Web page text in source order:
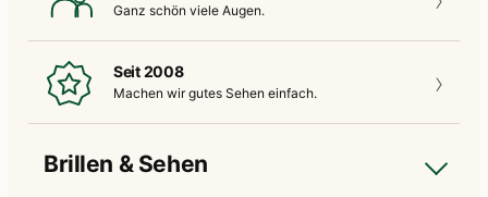
Ganz schön viele Augen.
Seit 2008
Machen wir gutes Sehen einfach.
Brillen & Sehen